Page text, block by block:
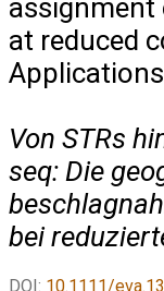
at reduced
Von STRs
seq: Die
bei
DOI: 10.1111/